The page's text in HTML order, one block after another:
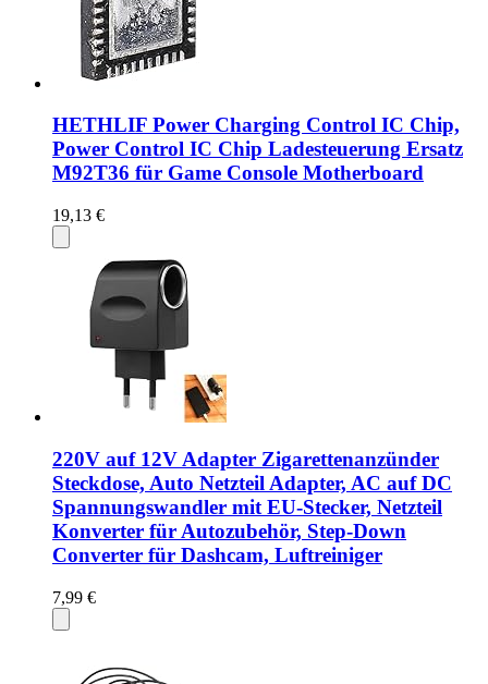
HETHLIF Power Charging Control IC Chip,
Power Control IC Chip Ladesteuerung Ersatz
M92T36 für Game Console Motherboard
19,13 €
220V auf 12V Adapter Zigarettenanzünder
Steckdose, Auto Netzteil Adapter, AC auf DC
Spannungswandler mit EU-Stecker, Netzteil
Konverter für Autozubehör, Step-Down
Converter für Dashcam, Luftreiniger
7,99 €